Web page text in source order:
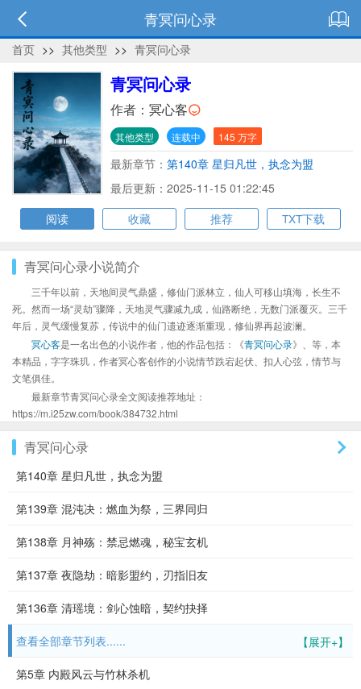
青冥问心录
首页 >> 其他类型 >> 青冥问心录
青冥问心录
作者： 冥心客
其他类型 连载中 145 万字
最新章节： 第140章 星归凡世，执念为盟
最后更新：2025-11-15 01:22:45
阅读
收藏 推荐 TXT下载
青冥问心录小说简介
三千年以前，天地间灵气鼎盛，修仙门派林立，仙人可移山填海，长生不
死。然而一场“灵劫”骤降，天地灵气骤减九成，仙路断绝，无数门派覆灭。三千
年后，灵气缓慢复苏，传说中的仙门遗迹逐渐重现，修仙界再起波澜。
冥心客是一名出色的小说作者，他的作品包括：《青冥问心录》、等，本
本精品，字字珠玑，作者冥心客创作的小说情节跌宕起伏、扣人心弦，情节与
文笔俱佳。
最新章节青冥问心录全文阅读推荐地址：
https://m.i25zw.com/book/384732.html
青冥问心录
第140章 星归凡世，执念为盟
第139章 混沌决：燃血为祭，三界同归
第138章 月神殇：禁忌燃魂，秘宝玄机
第137章 夜隐劫：暗影盟约，刃指旧友
第136章 清瑶境：剑心蚀暗，契约抉择
【展开+】
查看全部章节列表......
第5章 内殿风云与竹林杀机